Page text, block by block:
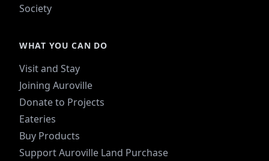
Society
WHAT YOU CAN DO
Visit and Stay
Joining Auroville
Donate to Projects
Eateries
Buy Products
Support Auroville Land Purchase